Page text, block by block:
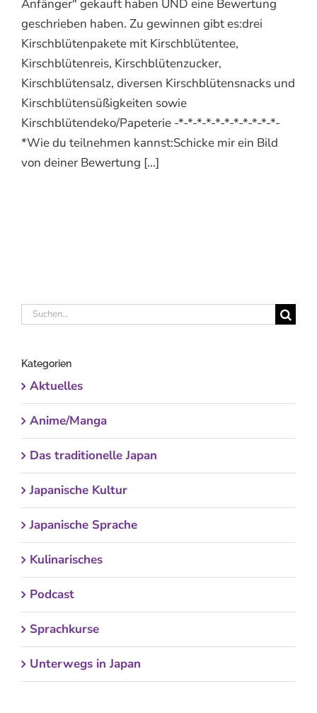
Anfänger" gekauft haben UND eine Bewertung
geschrieben haben. Zu gewinnen gibt es:drei
Kirschblütenpakete mit Kirschblütentee,
Kirschblütenreis, Kirschblütenzucker,
Kirschblütensalz, diversen Kirschblütensnacks und
Kirschblütensüßigkeiten sowie
Kirschblütendeko/Papeterie -*-*-*-*-*-*-*-*-*-*-*-
*Wie du teilnehmen kannst:Schicke mir ein Bild
von deiner Bewertung [...]
Suche
Kategorien
Aktuelles
Anime/Manga
Das traditionelle Japan
Japanische Kultur
Japanische Sprache
Kulinarisches
Podcast
Sprachkurse
Unterwegs in Japan